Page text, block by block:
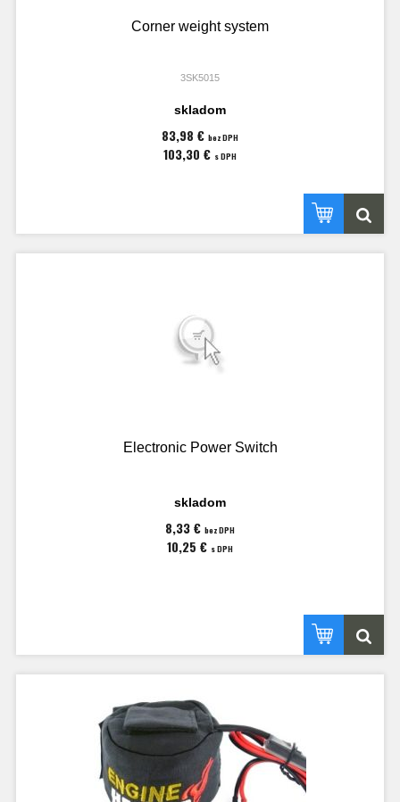
Corner weight system
3SK5015
skladom
83,98 € bez DPH
103,30 € s DPH
Electronic Power Switch
skladom
8,33 € bez DPH
10,25 € s DPH